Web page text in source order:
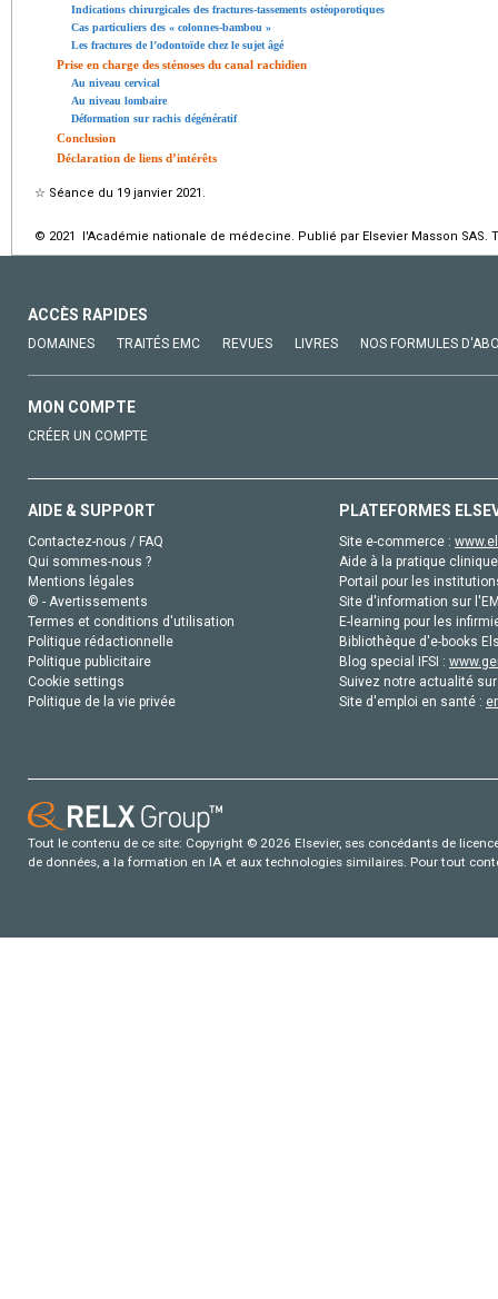
Indications chirurgicales des fractures-tassements ostéoporotiques
Cas particuliers des « colonnes-bambou »
Les fractures de l’odontoïde chez le sujet âgé
Prise en charge des sténoses du canal rachidien
Au niveau cervical
Au niveau lombaire
Déformation sur rachis dégénératif
Conclusion
Déclaration de liens d’intérêts
☆ Séance du 19 janvier 2021.
© 2021 l'Académie nationale de médecine. Publié par Elsevier Masson SAS.
ACCÈS RAPIDES
DOMAINES TRAITÉS EMC REVUES LIVRES NOS FORMULES
MON COMPTE
CRÉER UN COMPTE
AIDE & SUPPORT
Contactez-nous / FAQ
Qui sommes-nous ?
Mentions légales
© - Avertissements
Termes et conditions d'utilisation
Politique rédactionnelle
Politique publicitaire
Cookie settings
Politique de la vie privée
PLATEFORMES
Site e-commerce :
Aide à la pratique
Portail pour les
Site d'information sur
E-learning pour les
Bibliothèque d'e-books
Blog special IFSI :
Suivez notre actualité
Site d'emploi en santé :
Tout le contenu de ce site: Copyright © 2026 Elsevier, ses concédants de
de données, a la formation en IA et aux technologies similaires. Pour tout